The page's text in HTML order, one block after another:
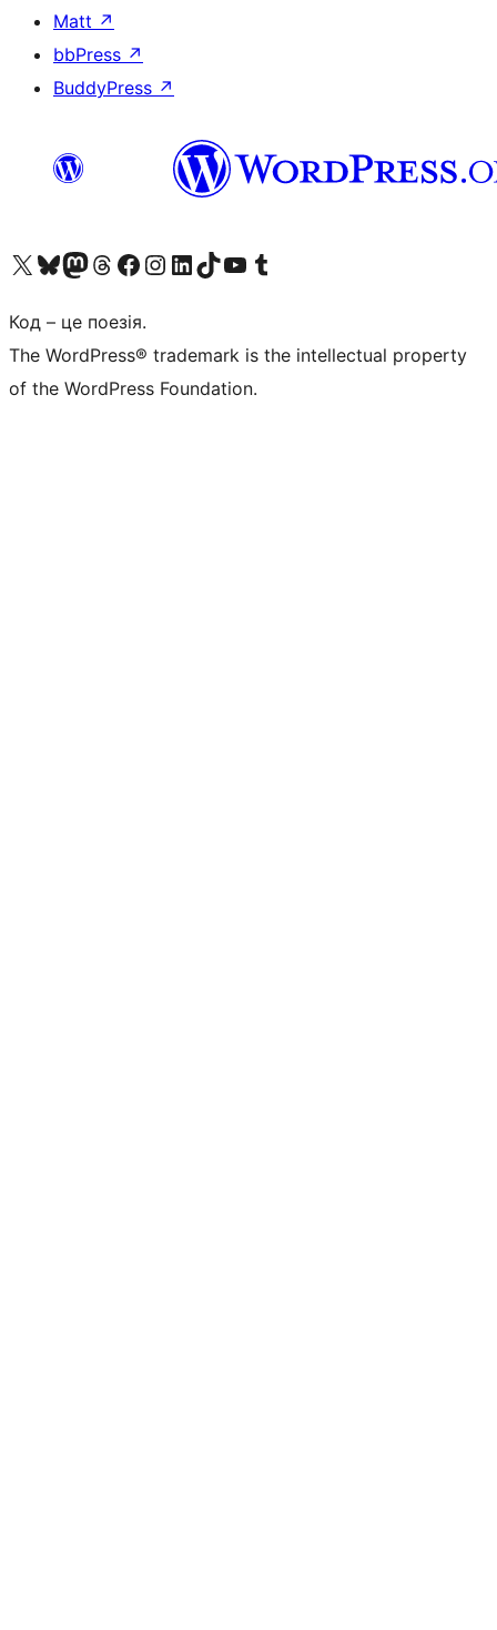
Matt ↗
bbPress ↗
BuddyPress ↗
Visit our X (formerly Twitter) account
Visit our Bluesky account
Завітайте до нашої стрічки в Mastodon
Visit our Threads account
Завітайте на нашу сторінку в Facebook
Visit our Instagram account
Visit our LinkedIn account
Visit our TikTok account
Visit our YouTube channel
Visit our Tumblr account
Код – це поезія.
The WordPress® trademark is the intellectual property
of the WordPress Foundation.